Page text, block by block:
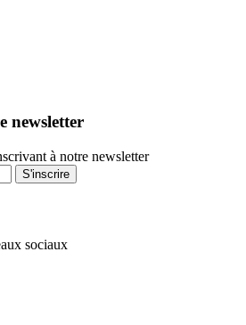
newsletter
à notre newsletter
S'inscrire
sociaux